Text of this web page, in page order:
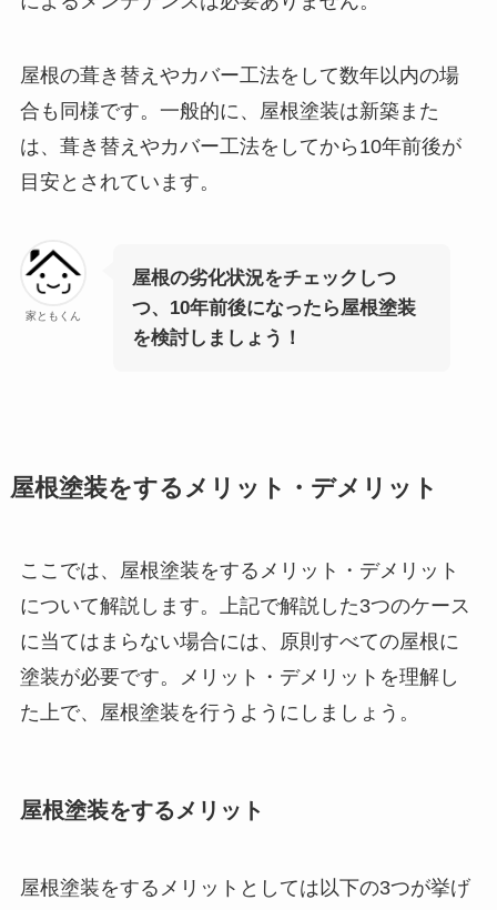
屋根の葺き替えやカバー工法をして数年以内の場
合も同様です。一般的に、屋根塗装は新築また
は、葺き替えやカバー工法をしてから10年前後が
目安とされています。
家ともくん
屋根の劣化状況をチェックしつ
つ、10年前後になったら屋根塗装
を検討しましょう！
屋根塗装をするメリット・デメリット
ここでは、屋根塗装をするメリット・デメリット
について解説します。上記で解説した3つのケース
に当てはまらない場合には、原則すべての屋根に
塗装が必要です。メリット・デメリットを理解し
た上で、屋根塗装を行うようにしましょう。
屋根塗装をするメリット
屋根塗装をするメリットとしては以下の3つが挙げ